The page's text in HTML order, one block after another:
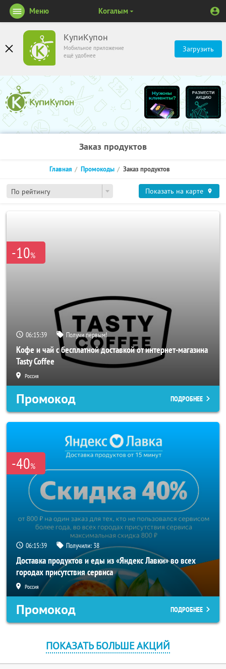
КупиКупон
Мобильное приложение
ещё удобнее
Загрузить
Меню Когалым
Заказ продуктов
По рейтингу
Главная Промокоды Заказ продуктов
Показать на карте
-10%
06:15:39 Получи первым!
Кофе и чай с бесплатной доставкой от интернет-магазина
Tasty Coffee
Россия
Промокод ПОДРОБНЕЕ
-40%
06:15:39 Получили: 38
Доставка продуктов и еды из «Яндекс Лавки» во всех
городах присутствия сервиса
Россия
Промокод ПОДРОБНЕЕ
ПОКАЗАТЬ БОЛЬШЕ АКЦИЙ